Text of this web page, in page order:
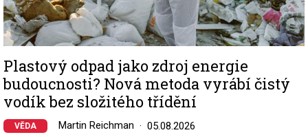
Plastový odpad jako zdroj energie
budoucnosti? Nová metoda vyrábí čistý
vodík bez složitého třídění
VĚDA Martin Reichman 05.08.2026